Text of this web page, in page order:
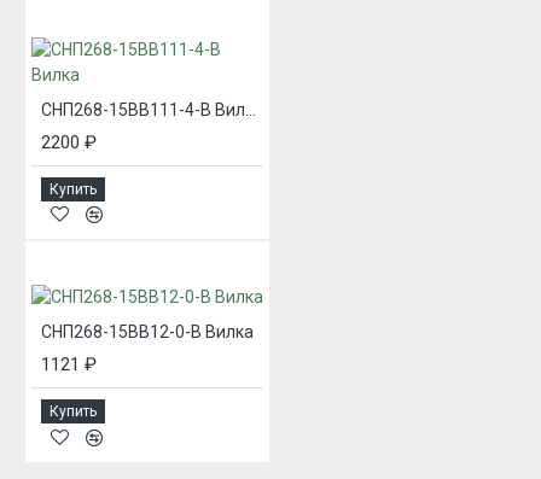
2200 ₽
Купить
СНП268-15ВВ12-0-В Вилка
1121 ₽
Купить